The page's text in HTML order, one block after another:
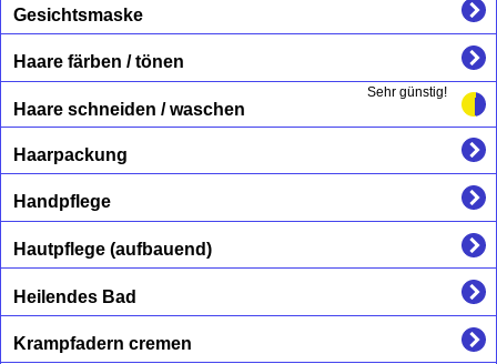
Gesichtsmaske
Haare färben / tönen
Sehr günstig!
Haare schneiden / waschen
Haarpackung
Handpflege
Hautpflege (aufbauend)
Heilendes Bad
Krampfadern cremen